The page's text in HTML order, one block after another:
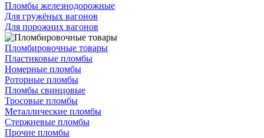
Пломбы железнодорожные
Для гружёных вагонов
Для порожних вагонов
Пломбировочные товары
Пластиковые пломбы
Номерные пломбы
Роторные пломбы
Пломбы свинцовые
Тросовые пломбы
Металлические пломбы
Стержневые пломбы
Прочие пломбы